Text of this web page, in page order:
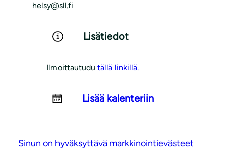
helsy@sll.fi
Lisätiedot
Ilmoittautudu tällä linkillä.
Lisää kalenteriin
Sinun on hyväksyttävä markkinointievästeet